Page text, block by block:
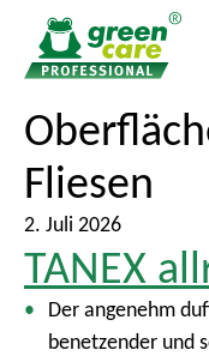
S
u
c
h
e
n
a
Fliesen
2. Juli 2026
TANEX
Der angenehm
benetzender und